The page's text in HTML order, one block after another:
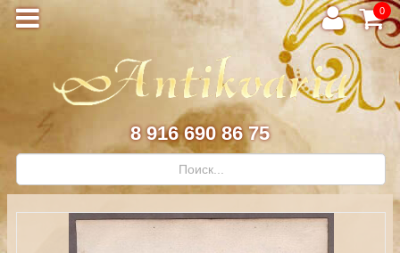
0
8 916 690 86 75